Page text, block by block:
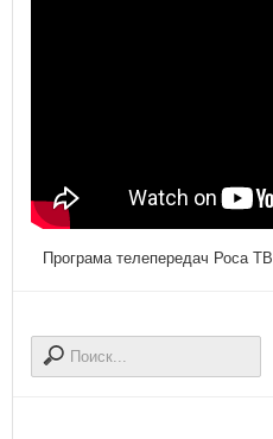
Програма телепередач Роса ТВ